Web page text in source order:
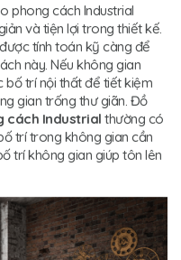
phong cách Industrial
và tiện lợi trong thiết kế.
tính toán kỹ càng để
này. Nếu không gian
bố trí nội thất để tiết kiệm
gian trống thư giãn. Đồ
cách Industrial thường có
trí trong không gian cần
trí không gian giúp tôn lên